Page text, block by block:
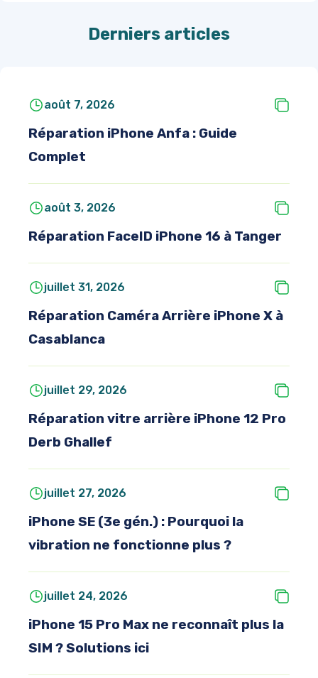
Derniers articles
août 7, 2026
Réparation iPhone Anfa : Guide
Complet
août 3, 2026
Réparation FaceID iPhone 16 à Tanger
juillet 31, 2026
Réparation Caméra Arrière iPhone X à
Casablanca
juillet 29, 2026
Réparation vitre arrière iPhone 12 Pro
Derb Ghallef
juillet 27, 2026
iPhone SE (3e gén.) : Pourquoi la
vibration ne fonctionne plus ?
juillet 24, 2026
iPhone 15 Pro Max ne reconnaît plus la
SIM ? Solutions ici